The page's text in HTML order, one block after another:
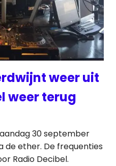
weer uit
weer terug
30 september
de ether. De frequenties
Radio Decibel.